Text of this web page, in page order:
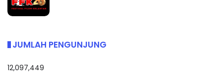
JUMLAH PENGUNJUNG
12,097,449